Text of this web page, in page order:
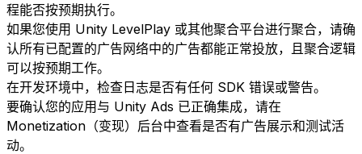
程能否按预期执行。
如果您使用 Unity LevelPlay 或其他聚合平台进行聚合，请确
认所有已配置的广告网络中的广告都能正常投放，且聚合逻辑
可以按预期工作。
在开发环境中，检查日志是否有任何 SDK 错误或警告。
要确认您的应用与 Unity Ads 已正确集成，请在
Monetization（变现）后台中查看是否有广告展示和测试活
动。